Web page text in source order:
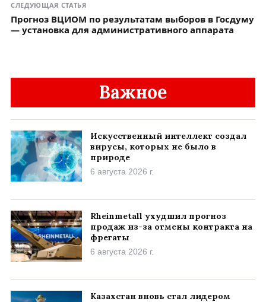
СЛЕДУЮЩАЯ СТАТЬЯ
Прогноз ВЦИОМ по результатам выборов в Госдуму
— установка для административного аппарата
Важное
Искусственный интеллект создал
вирусы, которых не было в
природе
6 августа 2026 г.
Rheinmetall ухудшил прогноз
продаж из-за отмены контракта на
фрегаты
6 августа 2026 г.
Казахстан вновь стал лидером